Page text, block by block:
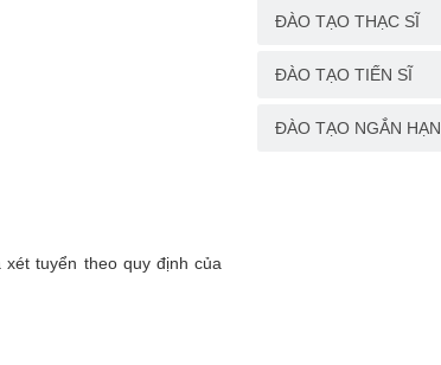
tuyển theo quy định của
ĐÀO TẠO THẠC SĨ
ĐÀO TẠO TIẾN SĨ
ĐÀO TẠO NGẮN HẠN